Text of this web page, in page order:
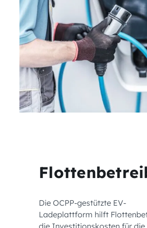
Die OCPP-gestützte EV-
Ladeplattform hilft